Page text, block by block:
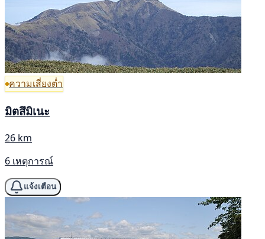
ความเสี่ยงต่ำ
มิตสึมิเนะ
26 km
6 เหตุการณ์
แจ้งเตือน